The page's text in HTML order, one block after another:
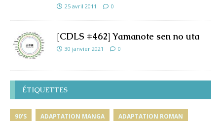
25 avril 2011 0
[CDLS #462] Yamanote sen no uta
30 janvier 2021 0
ÉTIQUETTES
90'S ADAPTATION MANGA ADAPTATION ROMAN